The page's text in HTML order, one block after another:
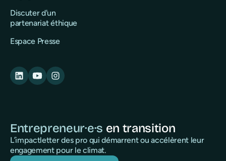
Discuter d'un
partenariat éthique
Espace Presse
Entrepreneur·e·s en transition
L’impactletter des pro qui démarrent ou accélèrent leur
engagement pour le climat.